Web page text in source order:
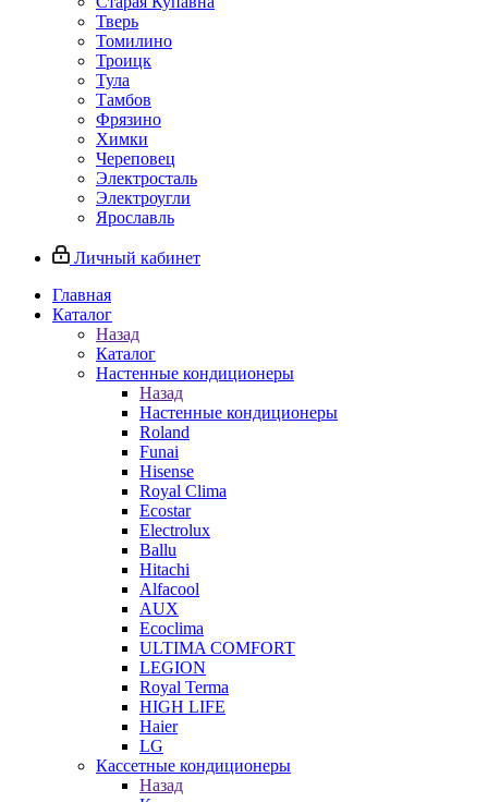
Тверь
Томилино
Троицк
Тула
Тамбов
Фрязино
Химки
Череповец
Электросталь
Электроугли
Ярославль
Личный кабинет
Главная
Каталог
Назад
Каталог
Настенные кондиционеры
Назад
Настенные кондиционеры
Roland
Funai
Hisense
Royal Clima
Ecostar
Electrolux
Ballu
Hitachi
Alfacool
AUX
Ecoclima
ULTIMA COMFORT
LEGION
Royal Terma
HIGH LIFE
Haier
LG
Кассетные кондиционеры
Назад